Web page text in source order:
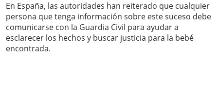
En España, las autoridades han reiterado que cualquier
persona que tenga información sobre este suceso debe
comunicarse con la Guardia Civil para ayudar a
esclarecer los hechos y buscar justicia para la bebé
encontrada.